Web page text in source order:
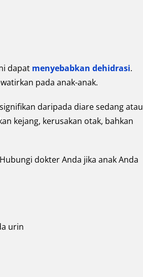
dapat menyebabkan dehidrasi.
pada anak-anak.
daripada diare sedang atau
kejang, kerusakan otak, bahkan
dokter Anda jika anak Anda
urin